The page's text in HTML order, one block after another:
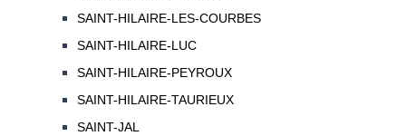
SAINT-HILAIRE-LES-COURBES
SAINT-HILAIRE-LUC
SAINT-HILAIRE-PEYROUX
SAINT-HILAIRE-TAURIEUX
SAINT-JAL